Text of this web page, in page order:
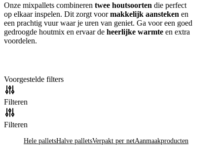
Onze mixpallets combineren twee houtsoorten die perfect
op elkaar inspelen. Dit zorgt voormakkelijk aansteken en
een prachtig vuur waar je uren van geniet. Ga voor een goed
gedroogde houtmix en ervaar de heerlijke warmte en extra
voordelen.
Voorgestelde filters
Filteren
Filteren
Hele palletsHalve palletsVerpakt per netAanmaakproducten